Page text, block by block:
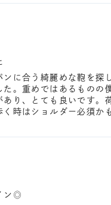
にも売り切れや他のお客様の取
在庫表示が発売開始日までに変動
については、ご利用店舗
。店舗一覧はこちら
ンに合う綺麗めな鞄を探
。重めではあるものの
あり、とても良いです。
時はショルダー必須かも
ン◎